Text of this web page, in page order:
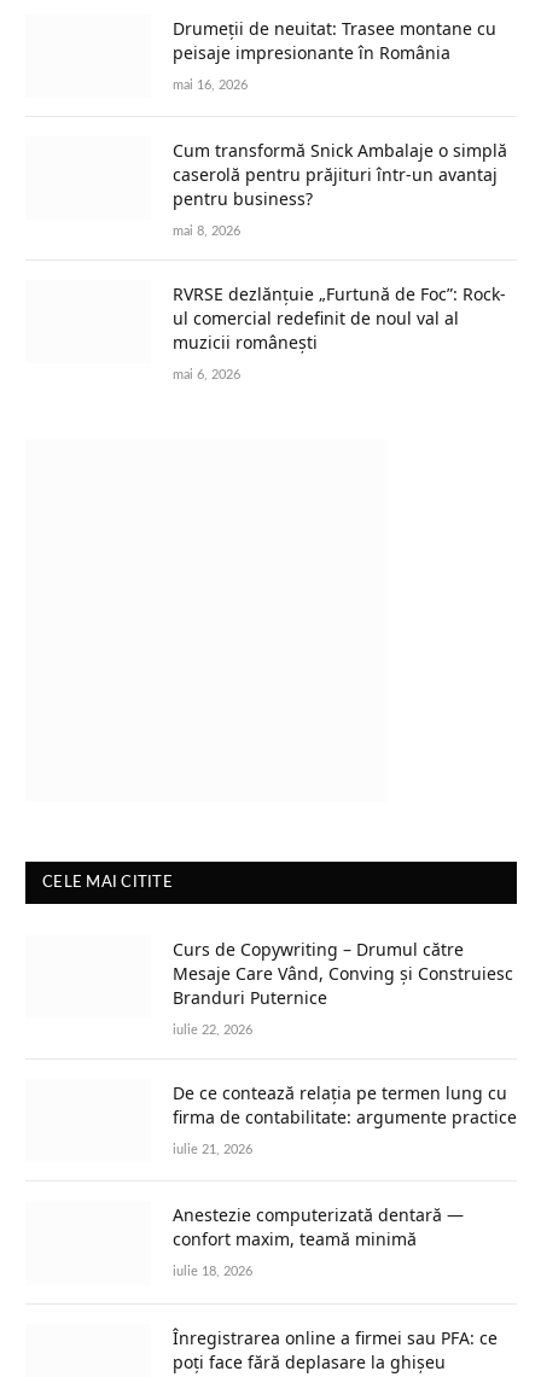
Drumeții de neuitat: Trasee montane cu
peisaje impresionante în România
mai 16, 2026
Cum transformă Snick Ambalaje o simplă
caserolă pentru prăjituri într-un avantaj
pentru business?
mai 8, 2026
RVRSE dezlănțuie „Furtună de Foc”: Rock-
ul comercial redefinit de noul val al
muzicii românești
mai 6, 2026
CELE MAI CITITE
Curs de Copywriting – Drumul către
Mesaje Care Vând, Conving și Construiesc
Branduri Puternice
iulie 22, 2026
De ce contează relația pe termen lung cu
firma de contabilitate: argumente practice
iulie 21, 2026
Anestezie computerizată dentară —
confort maxim, teamă minimă
iulie 18, 2026
Înregistrarea online a firmei sau PFA: ce
poți face fără deplasare la ghișeu